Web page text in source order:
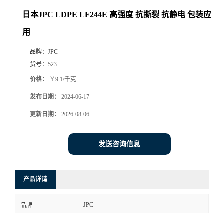
日本JPC LDPE LF244E 高强度 抗撕裂 抗静电 包装应
用
品牌： JPC
货号： 523
价格： ￥9.1/千克
发布日期： 2024-06-17
更新日期： 2026-08-06
发送咨询信息
产品详请
品牌 JPC